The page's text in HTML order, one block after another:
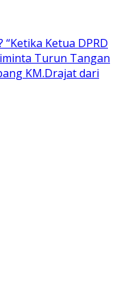
Ketua DPRD
Turun Tangan
KM.Drajat dari